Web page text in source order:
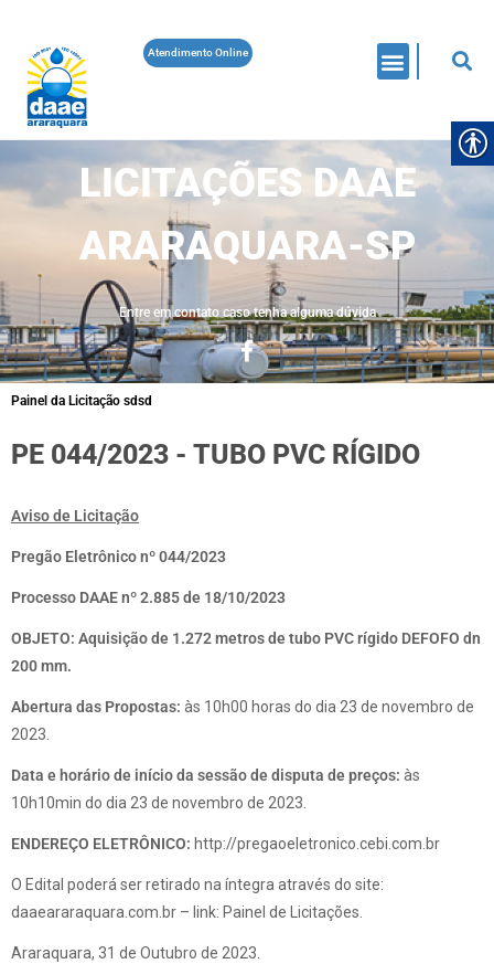
Atendimento Online
LICITAÇÕES DAAE
ARARAQUARA-SP
Entre em contato caso tenha alguma dúvida
Painel da Licitação sdsd
PE 044/2023 - TUBO PVC RÍGIDO
Aviso de Licitação
Pregão Eletrônico nº 044/2023
Processo DAAE nº 2.885 de 18/10/2023
OBJETO: Aquisição de 1.272 metros de tubo PVC rígido DEFOFO dn
200 mm.
Abertura das Propostas: às 10h00 horas do dia 23 de novembro de
2023.
Data e horário de início da sessão de disputa de preços: às
10h10min do dia 23 de novembro de 2023.
ENDEREÇO ELETRÔNICO: http://pregaoeletronico.cebi.com.br
O Edital poderá ser retirado na íntegra através do site:
daaeararaquara.com.br – link: Painel de Licitações.
Araraquara, 31 de Outubro de 2023.